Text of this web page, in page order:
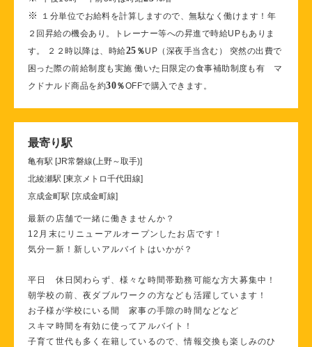
※
１分単位でお給料を計算しますので、無駄なく働けます！年
２回昇給の機会あり。トレーナー等への昇進で時給UPもありま
す。 ２２時以降は、時給25 ％UP（深夜手当含む） 突然の出費で
困った際の前給制度も実施 働いた日限定の食事補助制度も有 マ
クドナルド商品を約30％OFFで購入できます。
最寄り駅
亀有駅 [JR常磐線(上野～取手)]
北綾瀬駅 [東京メトロ千代田線]
京成金町駅 [京成金町線]
最新の店舗で一緒に働きませんか？
12月末にリニューアルオープンしたお店です！
気分一新！新しいアルバイトはいかが？
平日 休日関わらず、様々な時間帯勤務可能な方大募集中！
朝学校の前、夜ダブルワークの方なども活躍しています！
お子様が学校にいる間 家事の手隙の時間などなど
スキマ時間を有効に使ってアルバイト！
子育て世代も多く在籍しているので、情報交換も楽しみのひ